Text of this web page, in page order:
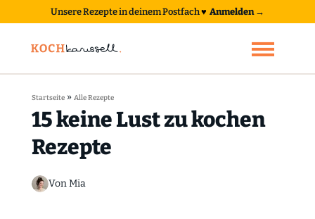
Unsere Rezepte in deinem Postfach♥ Anmelden →
Startseite» Alle Rezepte
15 keine Lust zu kochen
Rezepte
Von Mia